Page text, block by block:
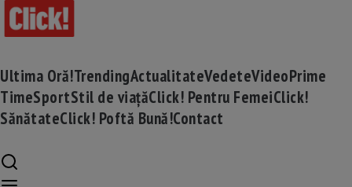
Ultima Oră!TrendingActualitateVedeteVideoPrime
TimeSportStil de viațăClick! Pentru FemeiClick!
SănătateClick! Poftă Bună!Contact